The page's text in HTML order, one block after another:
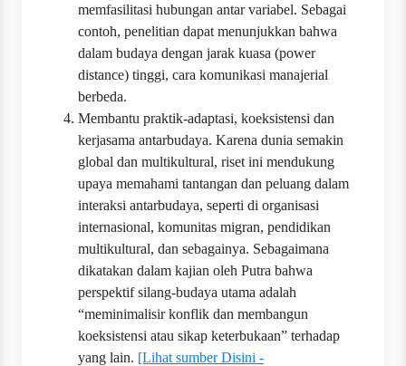
memfasilitasi hubungan antar variabel. Sebagai
contoh, penelitian dapat menunjukkan bahwa
dalam budaya dengan jarak kuasa (power
distance) tinggi, cara komunikasi manajerial
berbeda.
Membantu praktik‐adaptasi, koeksistensi dan
kerjasama antarbudaya. Karena dunia semakin
global dan multikultural, riset ini mendukung
upaya memahami tantangan dan peluang dalam
interaksi antarbudaya, seperti di organisasi
internasional, komunitas migran, pendidikan
multikultural, dan sebagainya. Sebagaimana
dikatakan dalam kajian oleh Putra bahwa
perspektif silang‐budaya utama adalah
“meminimalisir konflik dan membangun
koeksistensi atau sikap keterbukaan” terhadap
yang lain. [Lihat sumber Disini -